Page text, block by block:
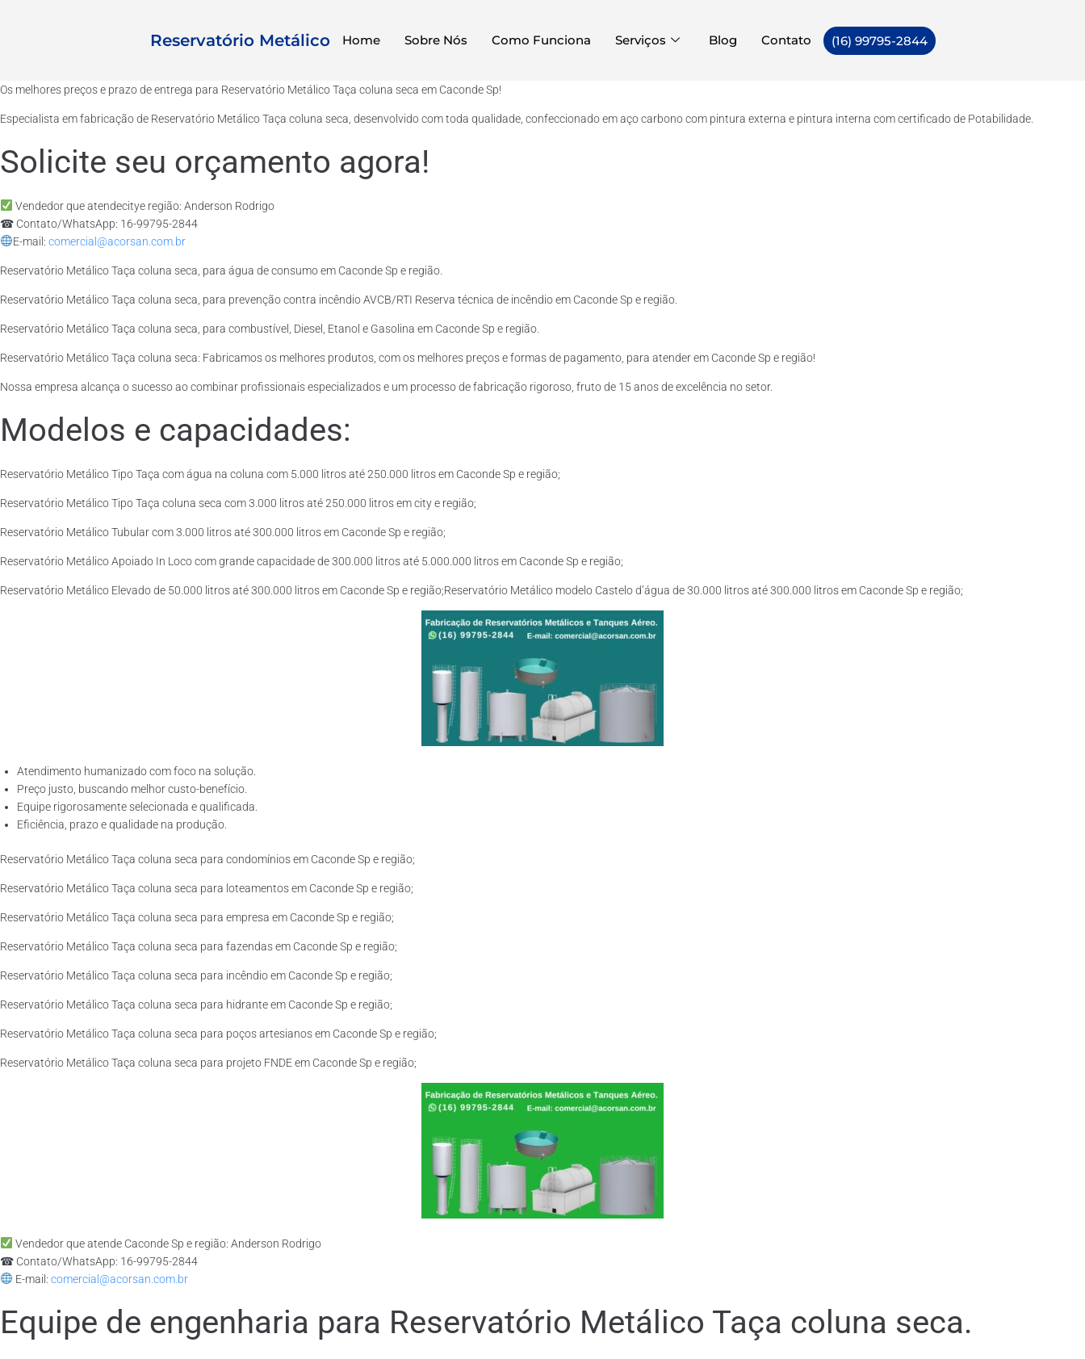
Reservatório Metálico Home Sobre Nós Como Funciona Serviços Blog Contato (16) 99795-2844
Os melhores preços e prazo de entrega para Reservatório Metálico Taça coluna seca em Caconde Sp!
Especialista em fabricação de Reservatório Metálico Taça coluna seca, desenvolvido com toda qualidade, confeccionado em aço carbono com pintura externa e pintura interna com certificado de Potabilidade.
Solicite seu orçamento agora!
Vendedor que atendecitye região: Anderson Rodrigo
☎ Contato/WhatsApp: 16-99795-2844
E-mail: comercial@acorsan.com.br
Reservatório Metálico Taça coluna seca, para água de consumo em Caconde Sp e região.
Reservatório Metálico Taça coluna seca, para prevenção contra incêndio AVCB/RTI Reserva técnica de incêndio em Caconde Sp e região.
Reservatório Metálico Taça coluna seca, para combustível, Diesel, Etanol e Gasolina em Caconde Sp e região.
Reservatório Metálico Taça coluna seca: Fabricamos os melhores produtos, com os melhores preços e formas de pagamento, para atender em Caconde Sp e região!
Nossa empresa alcança o sucesso ao combinar profissionais especializados e um processo de fabricação rigoroso, fruto de 15 anos de excelência no setor.
Modelos e capacidades:
Reservatório Metálico Tipo Taça com água na coluna com 5.000 litros até 250.000 litros em Caconde Sp e região;
Reservatório Metálico Tipo Taça coluna seca com 3.000 litros até 250.000 litros em city e região;
Reservatório Metálico Tubular com 3.000 litros até 300.000 litros em Caconde Sp e região;
Reservatório Metálico Apoiado In Loco com grande capacidade de 300.000 litros até 5.000.000 litros em Caconde Sp e região;
Reservatório Metálico Elevado de 50.000 litros até 300.000 litros em Caconde Sp e região;Reservatório Metálico modelo Castelo d’água de 30.000 litros até 300.000 litros em Caconde Sp e região;
Atendimento humanizado com foco na solução.
Preço justo, buscando melhor custo-benefício.
Equipe rigorosamente selecionada e qualificada.
Eficiência, prazo e qualidade na produção.
Reservatório Metálico Taça coluna seca para condomínios em Caconde Sp e região;
Reservatório Metálico Taça coluna seca para loteamentos em Caconde Sp e região;
Reservatório Metálico Taça coluna seca para empresa em Caconde Sp e região;
Reservatório Metálico Taça coluna seca para fazendas em Caconde Sp e região;
Reservatório Metálico Taça coluna seca para incêndio em Caconde Sp e região;
Reservatório Metálico Taça coluna seca para hidrante em Caconde Sp e região;
Reservatório Metálico Taça coluna seca para poços artesianos em Caconde Sp e região;
Reservatório Metálico Taça coluna seca para projeto FNDE em Caconde Sp e região;
Vendedor que atende Caconde Sp e região: Anderson Rodrigo
☎ Contato/WhatsApp: 16-99795-2844
E-mail: comercial@acorsan.com.br
Equipe de engenharia para Reservatório Metálico Taça coluna seca.